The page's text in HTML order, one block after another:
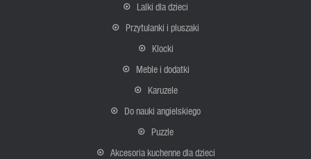
Lalki dla dzieci
Przytulanki i pluszaki
Klocki
Meble i dodatki
Karuzele
Do nauki angielskiego
Puzzle
Akcesoria kuchenne dla dzieci